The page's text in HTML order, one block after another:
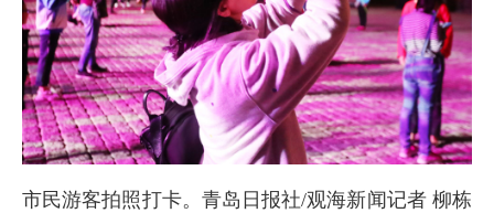
市民游客拍照打卡。青岛日报社/观海新闻记者 柳栋